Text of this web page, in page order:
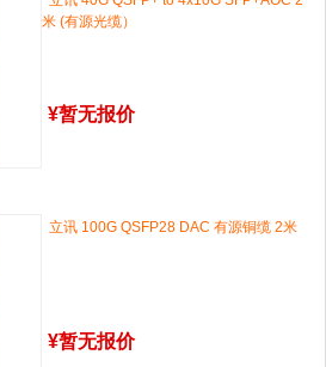
米 (有源光缆）
¥暂无报价
立讯 100G QSFP28 DAC 有源铜缆 2米
¥暂无报价